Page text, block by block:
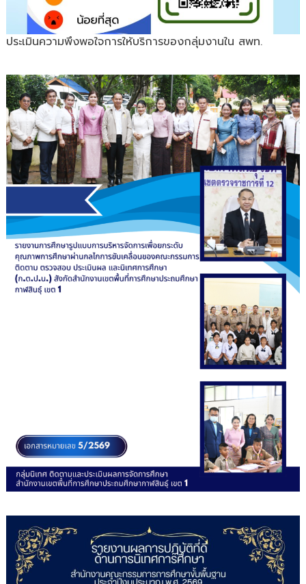
ประเมินความพึงพอใจการให้บริการของกลุ่มงานใน สพท.